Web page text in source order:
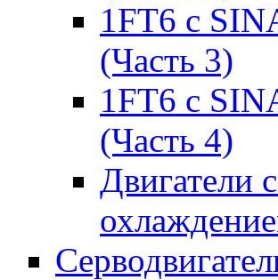
1FT6 с
(Часть 3)
1FT6 с
(Часть 4)
Двигатели